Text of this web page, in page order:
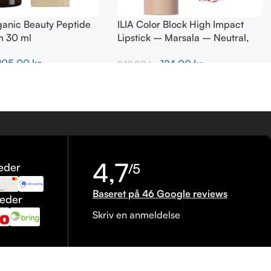
Beauty Peptide
30 ml
kr.
ILIA Color Block High Impact
Lipstick – Marsala – Neutral,
249,00 kr. 124,00 kr.
4,7/5
Baseret på 46 Google reviews
Skriv en anmeldelse